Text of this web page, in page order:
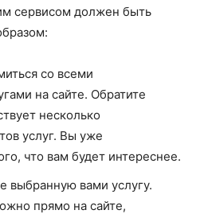
сервисом должен быть
со всеми
на сайте. Обратите
несколько
услуг. Вы уже
что вам будет интереснее.
выбранную вами услугу.
прямо на сайте,